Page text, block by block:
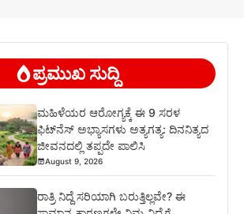
ಪ್ರಮುಖ ಸುದ್ದಿ
ಮಹಿಳೆಯರ ಆರೋಗ್ಯಕ್ಕೆ ಈ 9 ಸರಳ
ಫಿಟ್‌ನೆಸ್‌ ಅಭ್ಯಾಸಗಳು ಅತ್ಯಗತ್ಯ: ದಿನನಿತ್ಯದ
ಜೀವನದಲ್ಲಿ ತಪ್ಪದೇ ಪಾಲಿಸಿ
August 9, 2026
ರಾತ್ರಿ ನಿದ್ದೆ ಸರಿಯಾಗಿ ಬರುತ್ತಿಲ್ಲವೇ? ಈ